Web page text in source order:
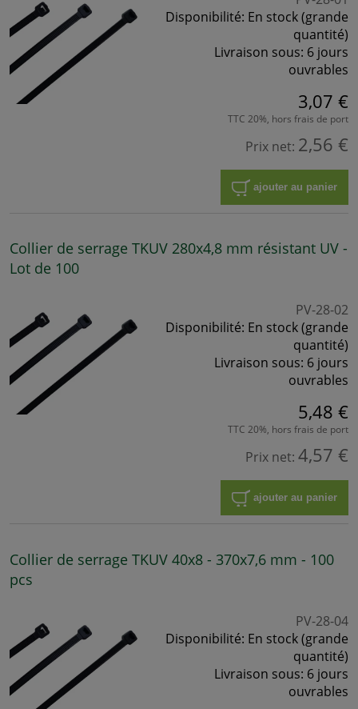
Disponibilité: En stock (grande
quantité)
Livraison sous: 6 jours
ouvrables
3,07 €
TTC 20%, hors frais de port
Prix net: 2,56 €
ajouter au panier
Collier de serrage TKUV 280x4,8 mm résistant UV -
Lot de 100
PV-28-02
Disponibilité: En stock (grande
quantité)
Livraison sous: 6 jours
ouvrables
5,48 €
TTC 20%, hors frais de port
Prix net: 4,57 €
ajouter au panier
Collier de serrage TKUV 40x8 - 370x7,6 mm - 100
pcs
PV-28-04
Disponibilité: En stock (grande
quantité)
Livraison sous: 6 jours
ouvrables